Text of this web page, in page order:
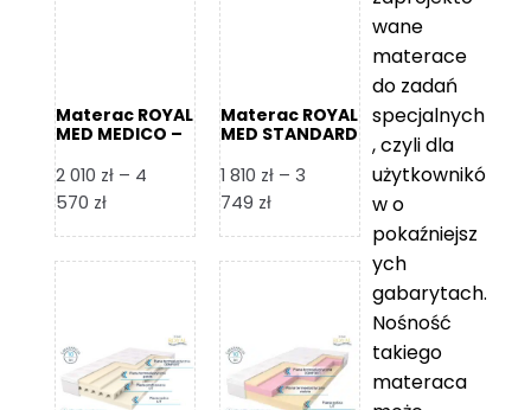
Materac ROYAL
MED MEDICO –
2 010 zł – 4
570 złZakres
od
4
570 zł
Materac ROYAL
MED STANDARD
1 810 zł – 3
749 złZakres
od
3
749 zł
wane
materace
do zadań
specjalnych
, czyli dla
użytkownikó
w o
pokaźniejsz
ych
gabarytach.
Nośność
takiego
materaca